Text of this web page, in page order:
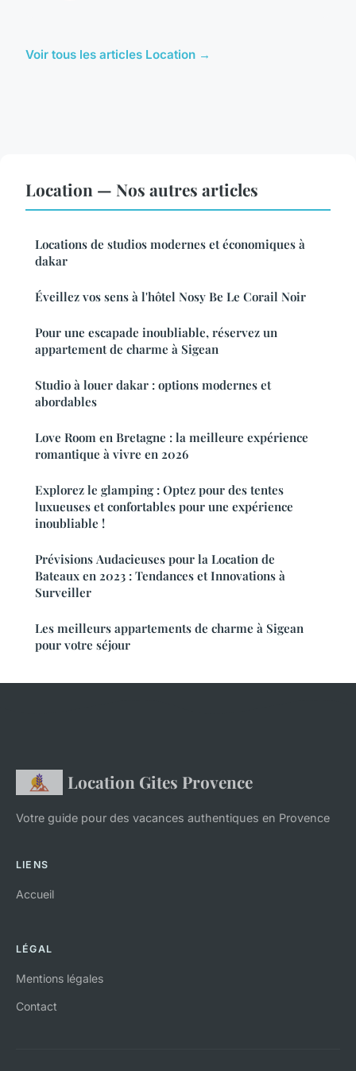
Voir tous les articles Location →
Location — Nos autres articles
Locations de studios modernes et économiques à
dakar
Éveillez vos sens à l'hôtel Nosy Be Le Corail Noir
Pour une escapade inoubliable, réservez un
appartement de charme à Sigean
Studio à louer dakar : options modernes et
abordables
Love Room en Bretagne : la meilleure expérience
romantique à vivre en 2026
Explorez le glamping : Optez pour des tentes
luxueuses et confortables pour une expérience
inoubliable !
Prévisions Audacieuses pour la Location de
Bateaux en 2023 : Tendances et Innovations à
Surveiller
Les meilleurs appartements de charme à Sigean
pour votre séjour
Location Gites Provence
Votre guide pour des vacances authentiques en Provence
LIENS
Accueil
LÉGAL
Mentions légales
Contact